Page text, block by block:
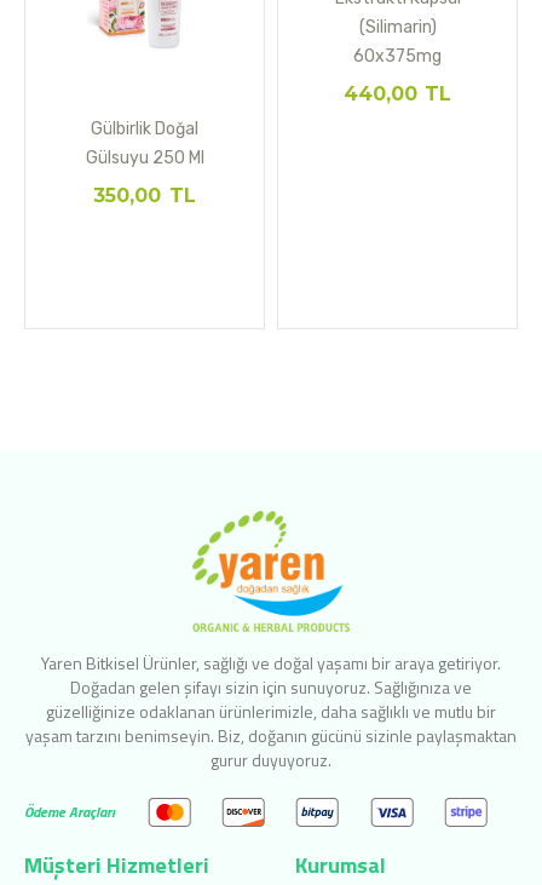
Gülbirlik Doğal
Gülsuyu 250 Ml
350,00 TL
(Silimarin)
60x375mg
440,00TL
Yaren Bitkisel Ürünler, sağlığı ve doğal yaşamı bir araya getiriyor.
Doğadan gelen şifayı sizin için sunuyoruz. Sağlığınıza ve
güzelliğinize odaklanan ürünlerimizle, daha sağlıklı ve mutlu bir
yaşam tarzını benimseyin. Biz, doğanın gücünü sizinle paylaşmaktan
gurur duyuyoruz.
Ödeme Araçları
Müşteri Hizmetleri Kurumsal